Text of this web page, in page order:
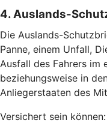
4. Auslands-
Die Auslands-
Panne, einem Unfall,
Ausfall des Fahrers im
beziehungsweise in
Anliegerstaaten des
Versichert sein können: